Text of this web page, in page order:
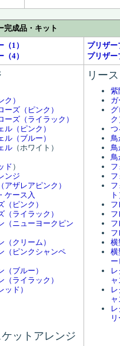
完成品・キット
1）
4）
プリザー
プリザー
）
ーズ（ピンク）
ーズ（ライラック）
ル（ピンク）
ル（ブルー）
ル （ホワイト）
ド ）
ンジ
アザレアピンク）
ケース入
（ピンク）
（ライラック）
（ニューヨークピン
（クリーム）
（ピンクシャンペ
（ブルー）
（ライラック）
ッド）
ットアレンジ
リー
紫
ク
つ
横
横